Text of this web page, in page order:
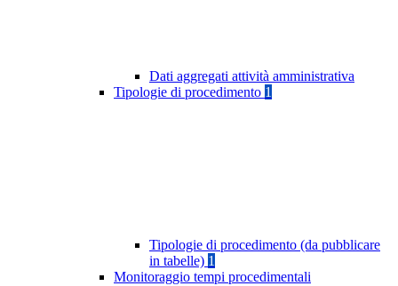
Dati aggregati attività amministrativa
Tipologie di procedimento 1
Tipologie di procedimento (da pubblicare
in tabelle) 1
Monitoraggio tempi procedimentali